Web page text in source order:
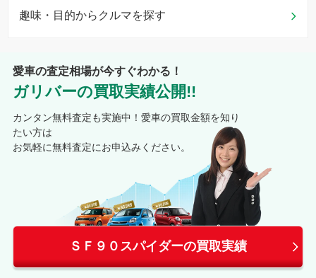
趣味・目的からクルマを探す
愛車の査定相場が今すぐわかる！
ガリバーの買取実績公開!!
カンタン無料査定も実施中！愛車の買取金額を知り
たい方は
お気軽に無料査定にお申込みください。
ＳＦ９０スパイダーの買取実績